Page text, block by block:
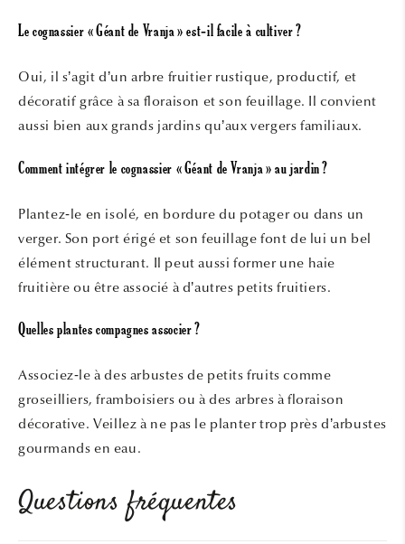
Le cognassier « Géant de Vranja » est‑il facile à cultiver ?
Oui, il s’agit d’un arbre fruitier rustique, productif, et
décoratif grâce à sa floraison et son feuillage. Il convient
aussi bien aux grands jardins qu’aux vergers familiaux.
Comment intégrer le cognassier « Géant de Vranja » au jardin ?
Plantez‐le en isolé, en bordure du potager ou dans un
verger. Son port érigé et son feuillage font de lui un bel
élément structurant. Il peut aussi former une haie
fruitière ou être associé à d’autres petits fruitiers.
Quelles plantes compagnes associer ?
Associez‐le à des arbustes de petits fruits comme
groseilliers, framboisiers ou à des arbres à floraison
décorative. Veillez à ne pas le planter trop près d’arbustes
gourmands en eau.
Questions fréquentes